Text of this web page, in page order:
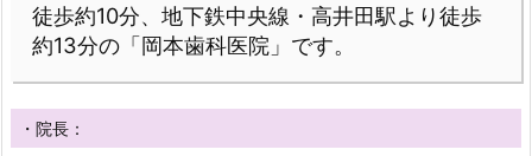
徒歩約10分、地下鉄中央線・高井田駅より徒歩
約13分の「岡本歯科医院」です。
・院長：